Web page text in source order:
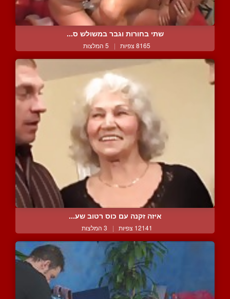
שתי בחורות וגבר במשולש ס...
8165 צפיות | 5 המלצות
איזה זקנה עם כוס רטוב שע...
12141 צפיות | 3 המלצות